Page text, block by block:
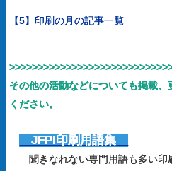
【5】印刷の月の記事一覧
>>>>>>>>>>>>>>>>>>>>>>>>>>
その他の活動などについても掲載
ください。
JFPI印刷用語集
聞きなれない専門用語も多い印